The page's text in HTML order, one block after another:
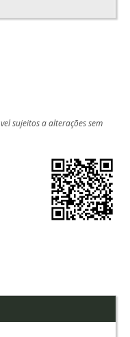
sujeitos a alterações sem